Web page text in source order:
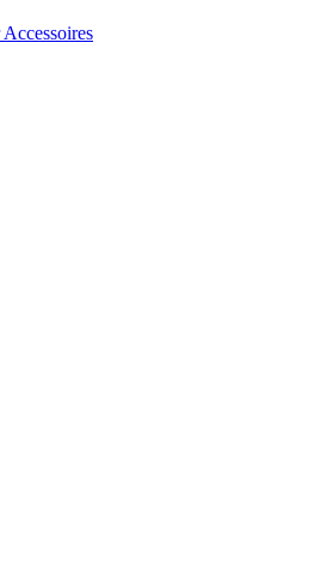
Accessoires